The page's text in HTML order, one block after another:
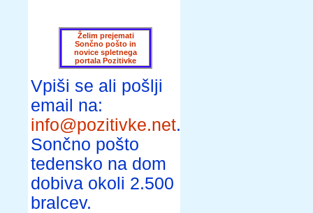
Želim prejemati
Sončno pošto in
novice spletnega
portala Pozitivke
Vpiši se ali pošlji
email na:
info@pozitivke.net.
Sončno pošto
tedensko na dom
dobiva okoli 2.500
bralcev.